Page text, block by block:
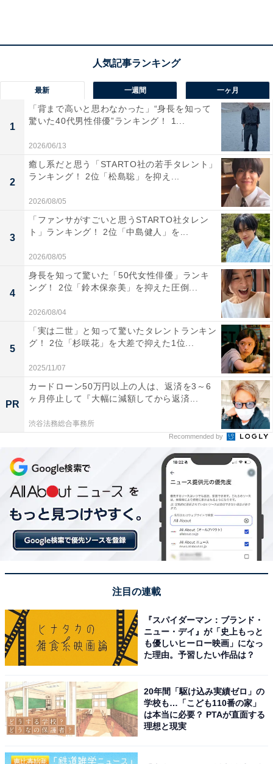
2位：家族
2位は、1番身近な存在となる「家族」でした。「将来お
父さんみたいになりたいと言っているから」「皆のため
に頑張ってくれるから」など、尊敬の対象として親を挙
げる子どもが多くいました。家族のために頑張っている
姿を見ると、「自分もいつかこうなりたい」と感じやす
いのかもしれません。
さらに「一番身近な大人だから」「まだ幼く、偉人など
に興味がないから」といった声も寄せられました。
1位：スポーツ選手
子どもが尊敬する人1位に選ばれたのは、「スポーツ選
手」でした。活躍する選手に憧れてスポーツを始めた
り、逆にスポーツをやっていて憧れの選手を見つけたり
スポーツ選手は、ニュースなどで取り上げられることが
多いため、子どもにも認知しやすく身近に感じやすい存
在なのかもしれません。
「大谷選手に憧れて、今では野球が大好きになりまし
た」「プロのレベルで巧みな技でスポーツしているとこ
ろがカッコいいから」「息子が大病を克服した野球選手
を尊敬していて大ファンだから」「テレビで分かりやす
くカッコいいから」など、スポーツ選手の格好良さに憧
最新 一週間 一ヶ月
1
「背まで高いと思わなかった」“身長を知って
驚いた40代男性俳優”ランキング！ 1...
2026/06/13
2
癒し系だと思う「STARTO社の若手タレント」
ランキング！ 2位「松島聡」を抑え...
2026/08/05
3
「ファンサがすごいと思うSTARTO社タレン
ト」ランキング！ 2位「中島健人」を...
2026/08/05
4
身長を知って驚いた「50代女性俳優」ランキ
ング！ 2位「鈴木保奈美」を抑えた圧倒...
2026/08/04
5
「実は二世」と知って驚いたタレントランキン
グ！ 2位「杉咲花」を大差で抑えた1位...
2025/11/07
PR
カードローン50万円以上の人は、返済を3～6
ヶ月停止して『大幅に減額してから返済...
渋谷法務総合事務所
Recommended by
注目の連載
『スパイダーマン：ブランド・
ニュー・デイ』が「史上もっと
も優しいヒーロー映画」になっ
た理由。予習したい作品は？
20年間「駆け込み実績ゼロ」の
学校も…「こども110番の家」
は本当に必要？ PTAが直面する
理想と現実